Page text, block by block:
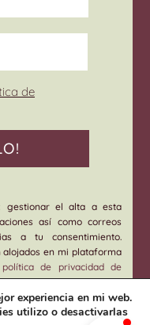
de
gestionar el alta a esta
así como correos
a tu consentimiento.
alojados en mi plataforma
de privacidad de
de acceso, rectificación,
un email a
Puedes ampliar la
experiencia en mi web.
utilizo o desactivarlas